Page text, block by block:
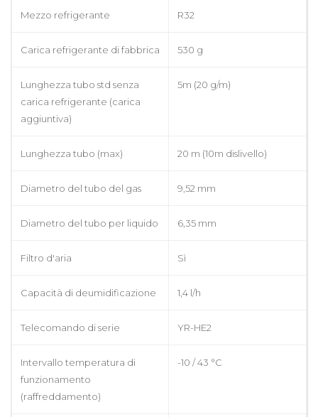
Mezzo refrigerante R32
Carica refrigerante di fabbrica 530 g
Lunghezza tubo std senza
carica refrigerante (carica
aggiuntiva)
5m (20 g/m)
Lunghezza tubo (max) 20 m (10m dislivello)
Diametro del tubo del gas 9,52 mm
Diametro del tubo per liquido 6,35 mm
Filtro d'aria Sì
Capacità di deumidificazione 1,4 l/h
Telecomando di serie YR-HE2
Intervallo temperatura di
funzionamento
(raffreddamento)
-10 / 43 °C